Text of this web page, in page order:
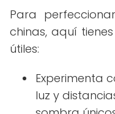
Para
chinas, aquí
útiles:
Experimenta
luz y